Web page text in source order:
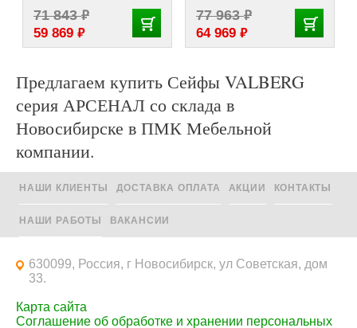
71 843₽
59 869 ₽
77 963₽
64 969 ₽
Предлагаем купить Сейфы VALBERG
серия АРСЕНАЛ со склада в
Новосибирске в ПМК Мебельной
компании.
НАШИ КЛИЕНТЫ ДОСТАВКА ОПЛАТА АКЦИИ КОНТАКТЫ
НАШИ РАБОТЫ ВАКАНСИИ
630099, Россия, г Новосибирск, ул Советская, дом
33.
Карта сайта
Соглашение об обработке и хранении персональных